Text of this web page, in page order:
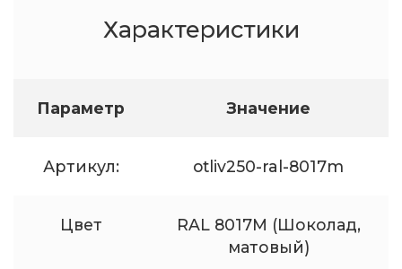
Характеристики
Параметр Значение
Артикул: otliv250-ral-8017m
Цвет
RAL 8017M (Шоколад,
матовый)